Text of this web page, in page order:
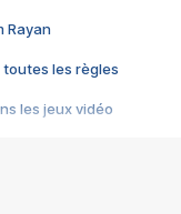
Rayan
toutes les règles
les jeux vidéo